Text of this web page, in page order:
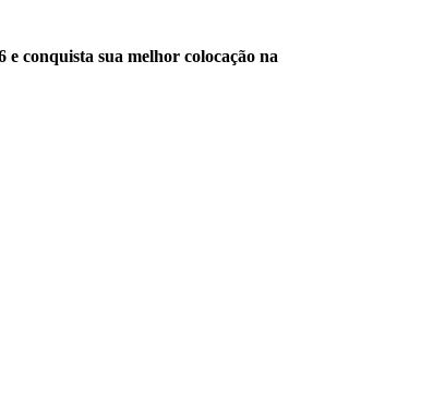
conquista sua melhor colocação na